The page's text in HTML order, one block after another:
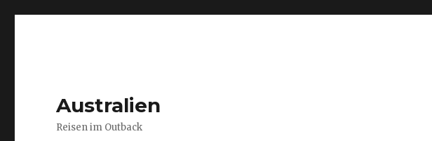
Australien
Reisen im Outback